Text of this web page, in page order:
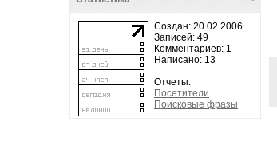
Создан: 20.02.2006
Записей: 49
Комментариев: 1
Написано: 13
Отчеты:
Посетители
Поисковые фразы